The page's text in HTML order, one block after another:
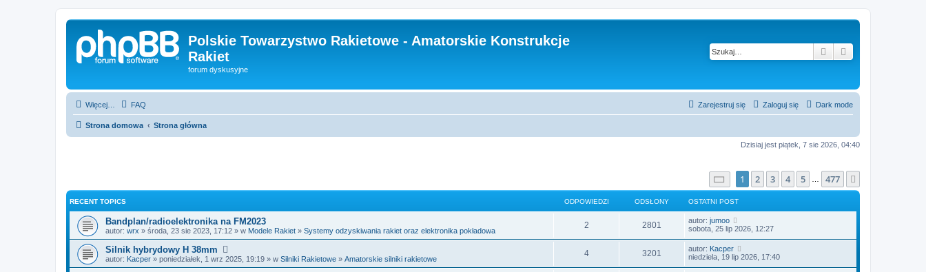
Polskie Towarzystwo Rakietowe - Amatorskie Konstrukcje
Rakiet
forum dyskusyjne
Szukaj
Więcej… Dark mode
FAQ Zaloguj się
Zarejestruj się
Strona domowa Strona główna
Dzisiaj jest piątek, 7 sie 2026, 04:40
Strona1 z477
1 2 3 4 5 477
RECENT TOPICS ODPOWIEDZI ODSŁONY OSTATNI POST
Bandplan/radioelektronika na FM2023
autor: wrx » środa, 23 sie 2023, 17:12 » w Modele Rakiet » Systemy odzyskiwania rakiet oraz elektronika pokładowa
2 2801 autor: jumoo
sobota, 25 lip 2026, 12:27
Silnik hybrydowy H 38mm
autor: Kacper » poniedziałek, 1 wrz 2025, 19:19 » w Silniki Rakietowe » Amatorskie silniki rakietowe
4 3201 autor: Kacper
niedziela, 19 lip 2026, 17:40